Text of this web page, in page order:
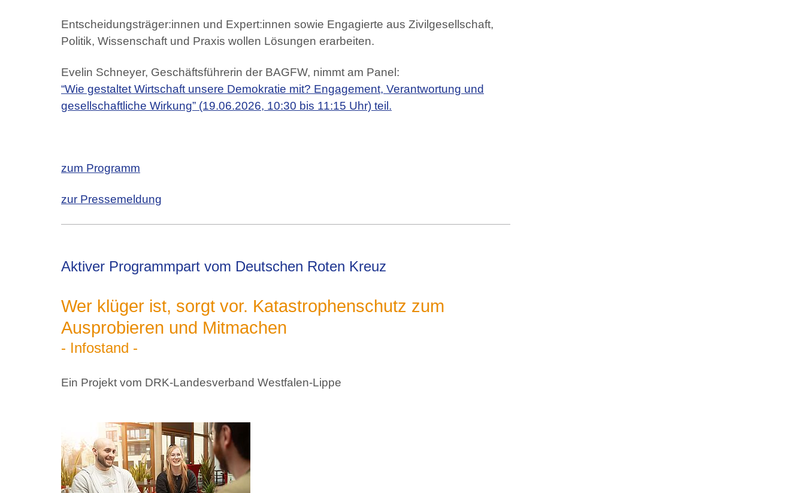
Entscheidungsträger:innen und Expert:innen sowie Engagierte aus Zivilgesellschaft,
Politik, Wissenschaft und Praxis wollen Lösungen erarbeiten.
Evelin Schneyer, Geschäftsführerin der BAGFW, nimmt am Panel:
“Wie gestaltet Wirtschaft unsere Demokratie mit? Engagement, Verantwortung und
gesellschaftliche Wirkung” (19.06.2026, 10:30 bis 11:15 Uhr) teil.
zum Programm
zur Pressemeldung
Aktiver Programmpart vom Deutschen Roten Kreuz
Wer klüger ist, sorgt vor. Katastrophenschutz zum
Ausprobieren und Mitmachen
- Infostand -
Ein Projekt vom DRK-Landesverband Westfalen-Lippe